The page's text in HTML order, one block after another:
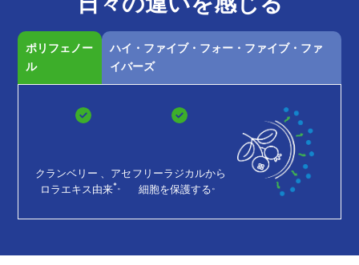
ポリフェノー
ル
ハイ・ファイブ・フォー・ファイブ・ファ
イバーズ
クランベリー 、アセ
ロラエキス由来*。
フリーラジカルから
細胞を保護する。